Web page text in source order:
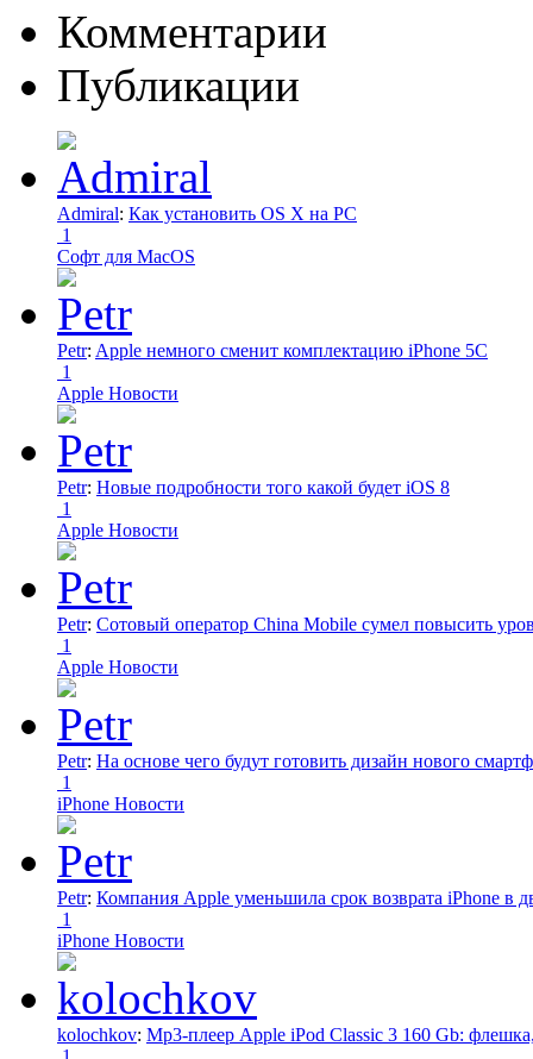
Комментарии
Публикации
Admiral: Как установить OS X на PC
1
Софт для MacOS
Petr: Apple немного сменит комплектацию iPhone 5C
1
Apple Новости
Petr: Новые подробности того какой будет iOS 8
1
Apple Новости
Petr: Сотовый оператор China Mobile сумел повысить
1
Apple Новости
Petr: На основе чего будут готовить дизайн нового
1
iPhone Новости
Petr: Компания Apple уменьшила срок возврата iPhone в
1
iPhone Новости
kolochkov: Mp3-плеер Apple iPod Classic 3 160 Gb: